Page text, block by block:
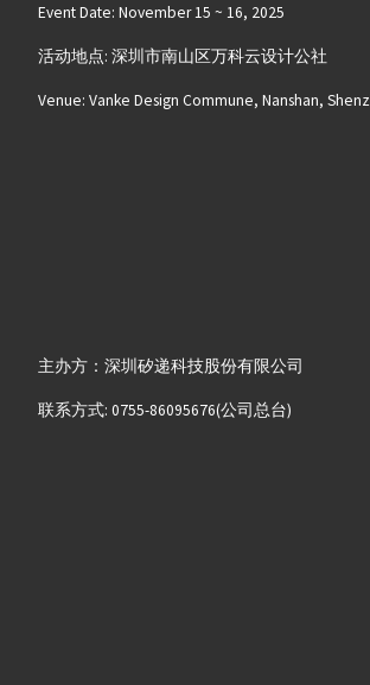
Event Date: November 15 ~ 16, 2025
活动地点: 深圳市南山区万科云设计公社
Venue: Vanke Design Commune, Nanshan,
主办方：深圳矽递科技股份有限公司
联系方式: 0755-86095676(公司总台)